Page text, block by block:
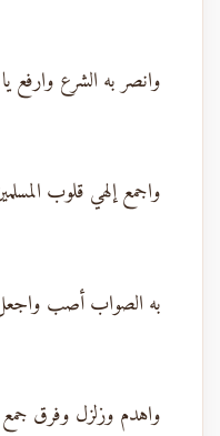
وانصر به الشرع وارفع
واجمع إلهي قلوب
به الصواب أصب
واهدم وزلزل وفرق جمع